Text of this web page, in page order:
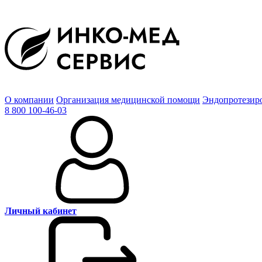
О компании Организация медицинской помощи
8 800 100-46-03
Личный кабинет